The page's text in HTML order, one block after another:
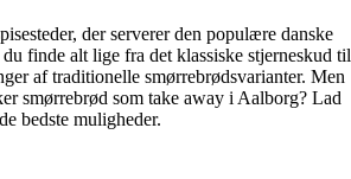
der serverer den populære danske
finde alt lige fra det klassiske stjerneskud til
af traditionelle smørrebrødsvarianter. Men
smørrebrød som take away i Aalborg? Lad
bedste muligheder.